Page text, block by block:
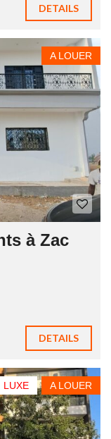
DETAILS
A LOUER
à Zac
DETAILS
A LOUER
LUXE